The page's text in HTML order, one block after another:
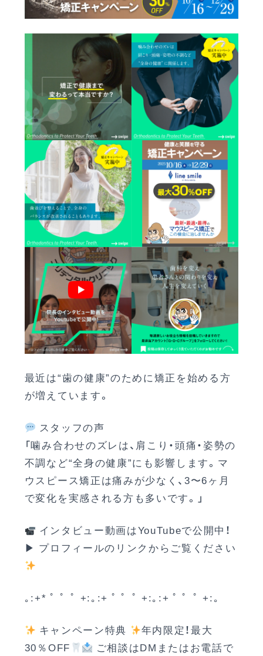
最近は“歯の健康”のために矯正を始める方
が増えています。
スタッフの声
「噛み合わせのズレは、肩こり・頭痛・姿勢の
不調など“全身の健康”にも影響します。マ
ウスピース矯正は痛みが少なく、3〜6ヶ月
で変化を実感される方も多いです。」
インタビュー動画はYouTubeで公開中！
▶ プロフィールのリンクからご覧ください
｡:+* ﾟ ゜ﾟ +:｡:+ ﾟ ゜ﾟ +:｡:+ ﾟ ゜ﾟ +:｡
キャンペーン特典
年内限定！最大
30％OFF
ご相談はDMまたはお電話で